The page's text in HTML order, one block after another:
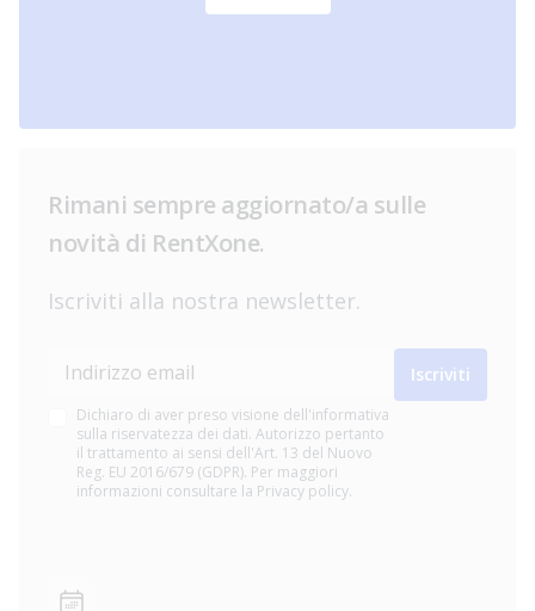
Rimani sempre aggiornato/a sulle
novità di RentXone.
Iscriviti alla nostra newsletter.
Indirizzo email
Dichiaro di aver preso visione dell'informativa
sulla riservatezza dei dati. Autorizzo pertanto
il trattamento ai sensi dell'Art. 13 del Nuovo
Reg. EU 2016/679 (GDPR). Per maggiori
informazioni consultare la Privacy policy.
Iscriviti